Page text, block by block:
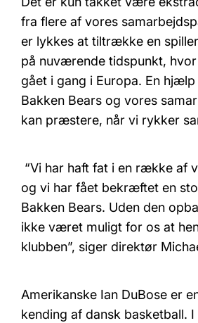
fra flere af vores
er lykkes at tiltrække en
på nuværende tidspunkt,
gået i gang i Europa. En
Bakken Bears og vores
kan præstere, når vi rykker
“Vi har haft fat i en række af
og vi har fået bekræftet en
Bakken Bears. Uden den
ikke været muligt for os at
klubben”, siger direktør
Amerikanske Ian DuBose er
kending af dansk basketball.